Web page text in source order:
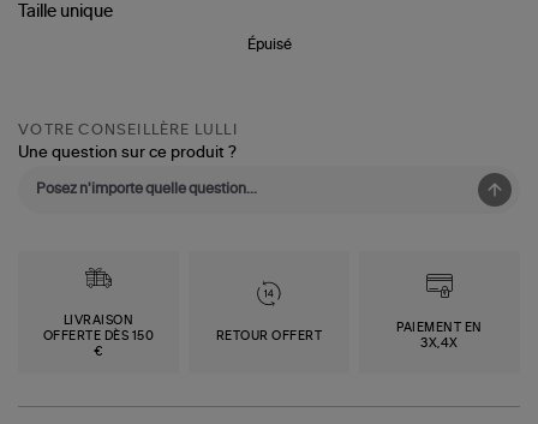
par
Taille unique
Épuisé
VOTRE CONSEILLÈRE LULLI
Une question sur ce produit ?
LIVRAISON
OFFERTE DÈS 150
€
RETOUR OFFERT
PAIEMENT EN
3X,4X